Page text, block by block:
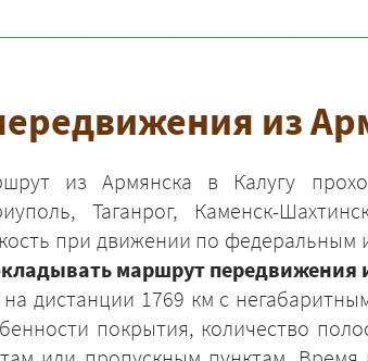
из
из Армянска в Калугу
Таганрог, Каменск-
при движении по федеральным
маршрут передвижения
на дистанции 1769 км с
покрытия, количество